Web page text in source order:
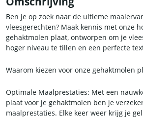
Ben je op zoek naar de ultieme
vleesgerechten? Maak kennis met onze
gehaktmolen plaat, ontworpen om je
hoger niveau te tillen en een perfecte
Waarom kiezen voor onze gehaktmolen
Optimale Maalprestaties: Met een
plaat voor je gehaktmolen ben je
maalprestaties. Elke keer weer krijg je